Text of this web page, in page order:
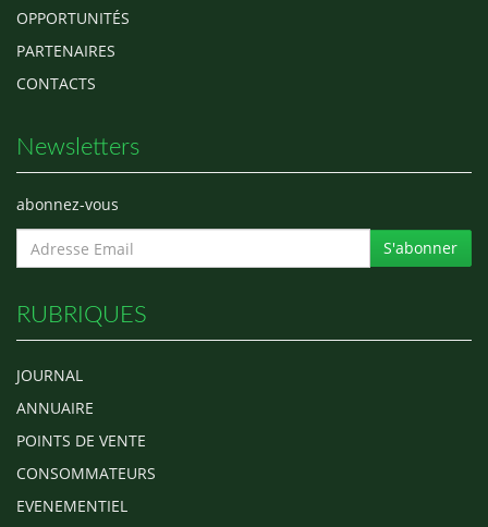
OPPORTUNITÉS
PARTENAIRES
CONTACTS
Newsletters
abonnez-vous
S'abonner
RUBRIQUES
JOURNAL
ANNUAIRE
POINTS DE VENTE
CONSOMMATEURS
EVENEMENTIEL